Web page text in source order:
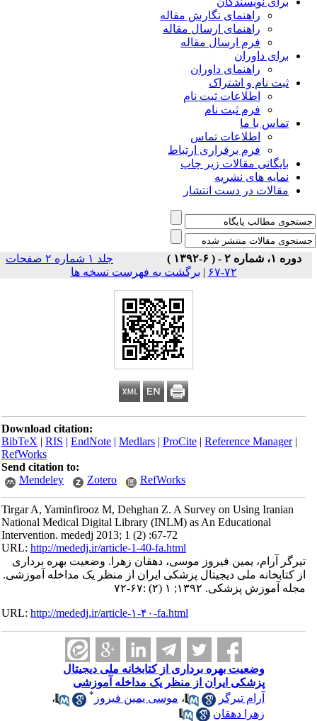
راهنمای نگارش مقاله
راهنمای ارسال مقاله
فرم ارسال مقاله
برای داوران
راهنمای داوران
ثبت نام و اشتراک
اطلاعات ثبت نام
فرم ثبت نام
تماس با ما
اطلاعات تماس
فرم برقراری ارتباط
بایگانی مقالات زیر چاپ
نمایه های نشریه
مقالات در دست انتشار
دوره ۱، شماره ۲ - ( ۶-۱۳۹۲ )
جلد ۱ شماره ۲ صفحات
۷۲-۶۷
| برگشت به فهرست نسخه ها
Download citation:
BibTeX|RIS|EndNote|Medlars|ProCite|Reference Manager
RefWorks
Send citation to:
Mendeley
Zotero RefWorks
Tirgar A, Yaminfirooz M, Dehghan Z. A Survey on Using Iranian
National Medical Digital Library (INLM) as An Educational
Intervention. mededj 2013; 1 (2) :67-72
URL:http://mededj.ir/article-1-40-fa.html
تیرگر آرام، یمین فیروز موسی، دهقان زهرا. وضعیت بهره برداری
از کتابخانه ملی دیجیتال پزشکی ایران از منظر یک مداخله آموزشی.
مجله آموزش پزشکی. ۱۳۹۲; ۱ (۲) :۶۷-۷۲
URL:http://mededj.ir/article-۱-۴۰-fa.html
وضعیت بهره برداری از کتابخانه ملی دیجیتال
پزشکی ایران از منظر یک مداخله آموزشی
آرام تیرگر
،موسی یمین فیروز *
،
زهرا دهقان